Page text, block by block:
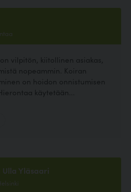
vilpitön, kiitollinen asiakas,
nopeammin. Koiran
on hoidon onnistumisen
käytetään...
Yläsaari